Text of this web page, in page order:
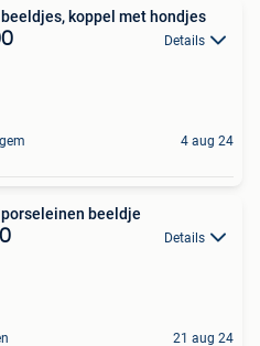
koppel met hondjes
Details
4 aug 24
beeldje
Details
21 aug 24